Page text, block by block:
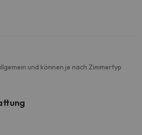
und können je nach Zimmertyp